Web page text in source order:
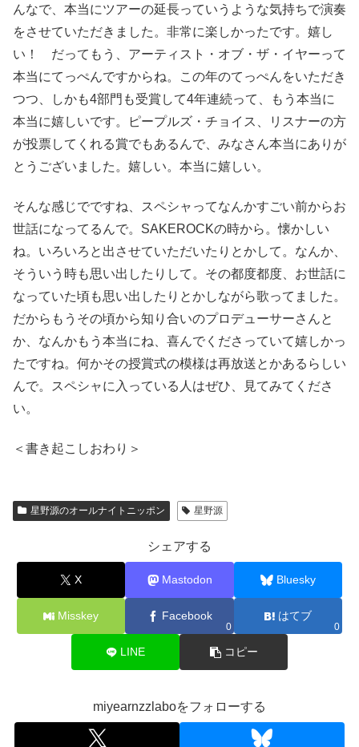
んなで、本当にツアーの延長っていうような気持ちで演奏
をさせていただきました。非常に楽しかったです。嬉し
い！ だってもう、アーティスト・オブ・ザ・イヤーって
本当にてっぺんですからね。この年のてっぺんをいただき
つつ、しかも4部門も受賞して4年連続って、もう本当に
本当に嬉しいです。ピープルズ・チョイス、リスナーの方
が投票してくれる賞でもあるんで、みなさん本当にありが
とうございました。嬉しい。本当に嬉しい。
そんな感じでですね、スペシャってなんかすごい前からお
世話になってるんで。SAKEROCKの時から。懐かしい
ね。いろいろと出させていただいたりとかして。なんか、
そういう時も思い出したりして。その都度都度、お世話に
なっていた頃も思い出したりとかしながら歌ってました。
だからもうその頃から知り合いのプロデューサーさんと
か、なんかもう本当にね、喜んでくださっていて嬉しかっ
たですね。何かその授賞式の模様は再放送とかあるらしい
んで。スペシャに入っている人はぜひ、見てみてくださ
い。
＜書き起こしおわり＞
星野源のオールナイトニッポン 星野源
シェアする
X Mastodon Bluesky
Misskey Facebook
0
はてブ
0
LINE コピー
miyearnzzlaboをフォローする